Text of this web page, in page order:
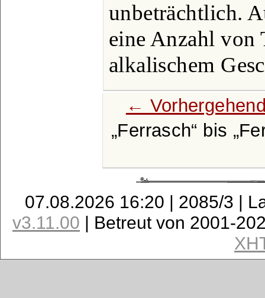
unbeträchtlich.
eine Anzahl von
alkalischem
←
Ferrasch
bis
07.08.2026 16:20 | 2085/3 |
v3.11.00 | Betreut von 2001-